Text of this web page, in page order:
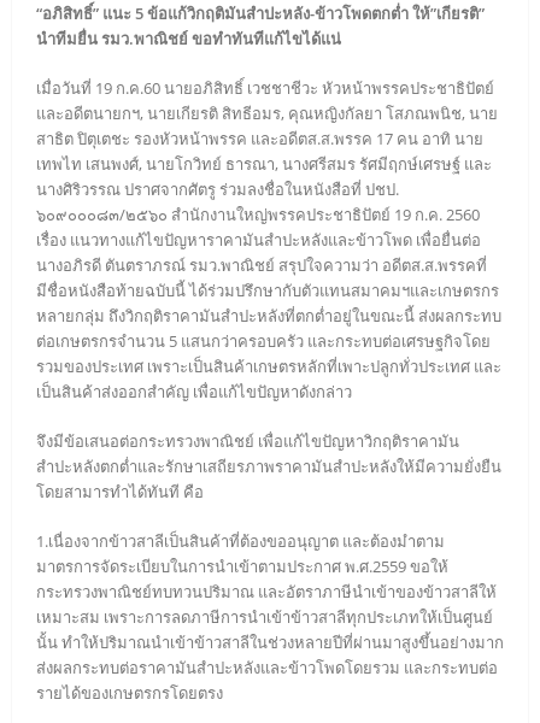
“อภิสิทธิ์” แนะ 5 ข้อแก้วิกฤติมันสำปะหลัง-ข้าวโพดตกต่ำ ให้”เกียรติ”
นำทีมยื่น รมว.พาณิชย์ ขอทำทันทีแก้ไขได้แน่
เมื่อวันที่ 19 ก.ค.60 นายอภิสิทธิ์ เวชชาชีวะ หัวหน้าพรรคประชาธิปัตย์
และอดีตนายกฯ, นายเกียรติ สิทธีอมร, คุณหญิงกัลยา โสภณพนิช, นาย
สาธิต ปิตุเตชะ รองหัวหน้าพรรค และอดีตส.ส.พรรค 17 คน อาทิ นาย
เทพไท เสนพงศ์, นายโกวิทย์ ธารณา, นางศรีสมร รัศมีฤกษ์เศรษฐ์ และ
นางศิริวรรณ ปราศจากศัตรู ร่วมลงชื่อในหนังสือที่ ปชป.
๖๐๙๐๐๐๘๓/๒๕๖๐ สำนักงานใหญ่พรรคประชาธิปัตย์ 19 ก.ค. 2560
เรื่อง แนวทางแก้ไขปัญหาราคามันสำปะหลังและข้าวโพด เพื่อยื่นต่อ
นางอภิรดี ตันตราภรณ์ รมว.พาณิชย์ สรุปใจความว่า อดีตส.ส.พรรคที่
มีชื่อหนังสือท้ายฉบับนี้ ได้ร่วมปรึกษากับตัวแทนสมาคมฯและเกษตรกร
หลายกลุ่ม ถึงวิกฤติราคามันสำปะหลังที่ตกต่ำอยู่ในขณะนี้ ส่งผลกระทบ
ต่อเกษตรกรจำนวน 5 แสนกว่าครอบครัว และกระทบต่อเศรษฐกิจโดย
รวมของประเทศ เพราะเป็นสินค้าเกษตรหลักที่เพาะปลูกทั่วประเทศ และ
เป็นสินค้าส่งออกสำคัญ เพื่อแก้ไขปัญหาดังกล่าว
จึงมีข้อเสนอต่อกระทรวงพาณิชย์ เพื่อแก้ไขปัญหาวิกฤติราคามัน
สำปะหลังตกต่ำและรักษาเสถียรภาพราคามันสำปะหลังให้มีความยั่งยืน
โดยสามารทำได้ทันที คือ
1.เนื่องจากข้าวสาลีเป็นสินค้าที่ต้องขออนุญาต และต้องมำตาม
มาตรการจัดระเบียบในการนำเข้าตามประกาศ พ.ศ.2559 ขอให้
กระทรวงพาณิชย์ทบทวนปริมาณ และอัตราภาษีนำเข้าของข้าวสาลีให้
เหมาะสม เพราะการลดภาษีการนำเข้าข้าวสาลีทุกประเภทให้เป็นศูนย์
นั้น ทำให้ปริมาณนำเข้าข้าวสาลีในช่วงหลายปีที่ผ่านมาสูงขึ้นอย่างมาก
ส่งผลกระทบต่อราคามันสำปะหลังและข้าวโพดโดยรวม และกระทบต่อ
รายได้ของเกษตรกรโดยตรง